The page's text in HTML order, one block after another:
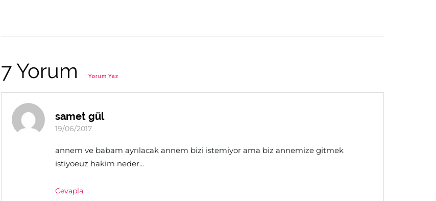
7 Yorum Yorum Yaz
samet gül
19/06/2017
annem ve babam ayrılacak annem bizi istemiyor ama biz annemize gitmek
istiyoeuz hakim neder...
Cevapla